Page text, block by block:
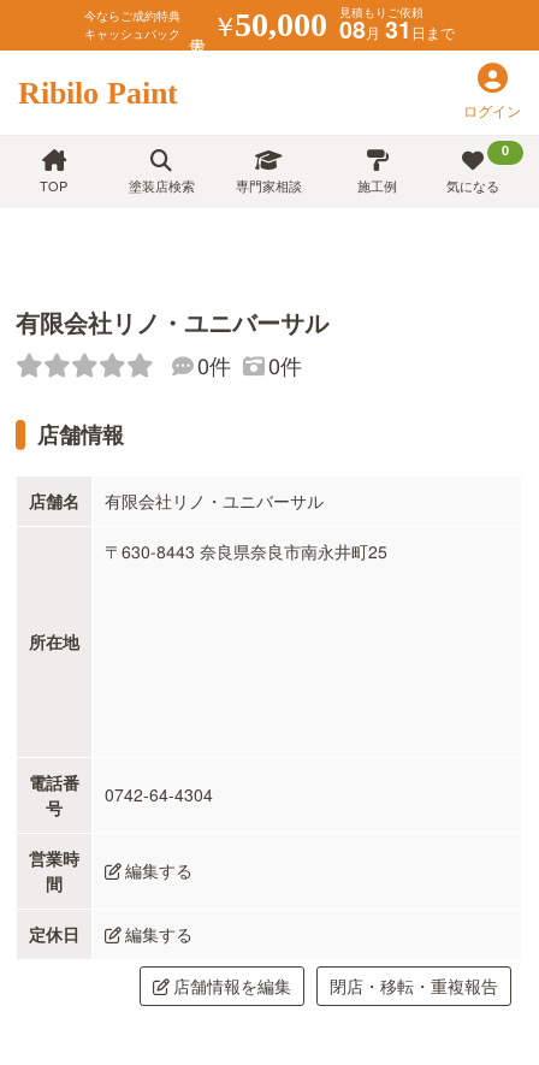
今ならご成約特典
キャッシュバック
￥50,000 見積もりご依頼
08月 31日まで
Ribilo Paint ログイン
TOP 塗装店検索 専門家相談 施工例
0
気になる
有限会社リノ・ユニバーサル
0件 0件
店舗情報
店舗名 有限会社リノ・ユニバーサル
所在地
〒630-8443 奈良県奈良市南永井町25
電話番
号
0742-64-4304
営業時
間
編集する
定休日 編集する
店舗情報を編集 閉店・移転・重複報告